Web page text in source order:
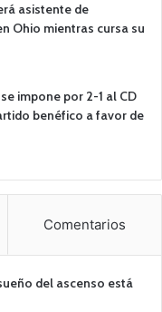
asistente de
Ohio mientras cursa su
impone por 2-1 al CD
benéfico a favor de
Comentarios
del ascenso está